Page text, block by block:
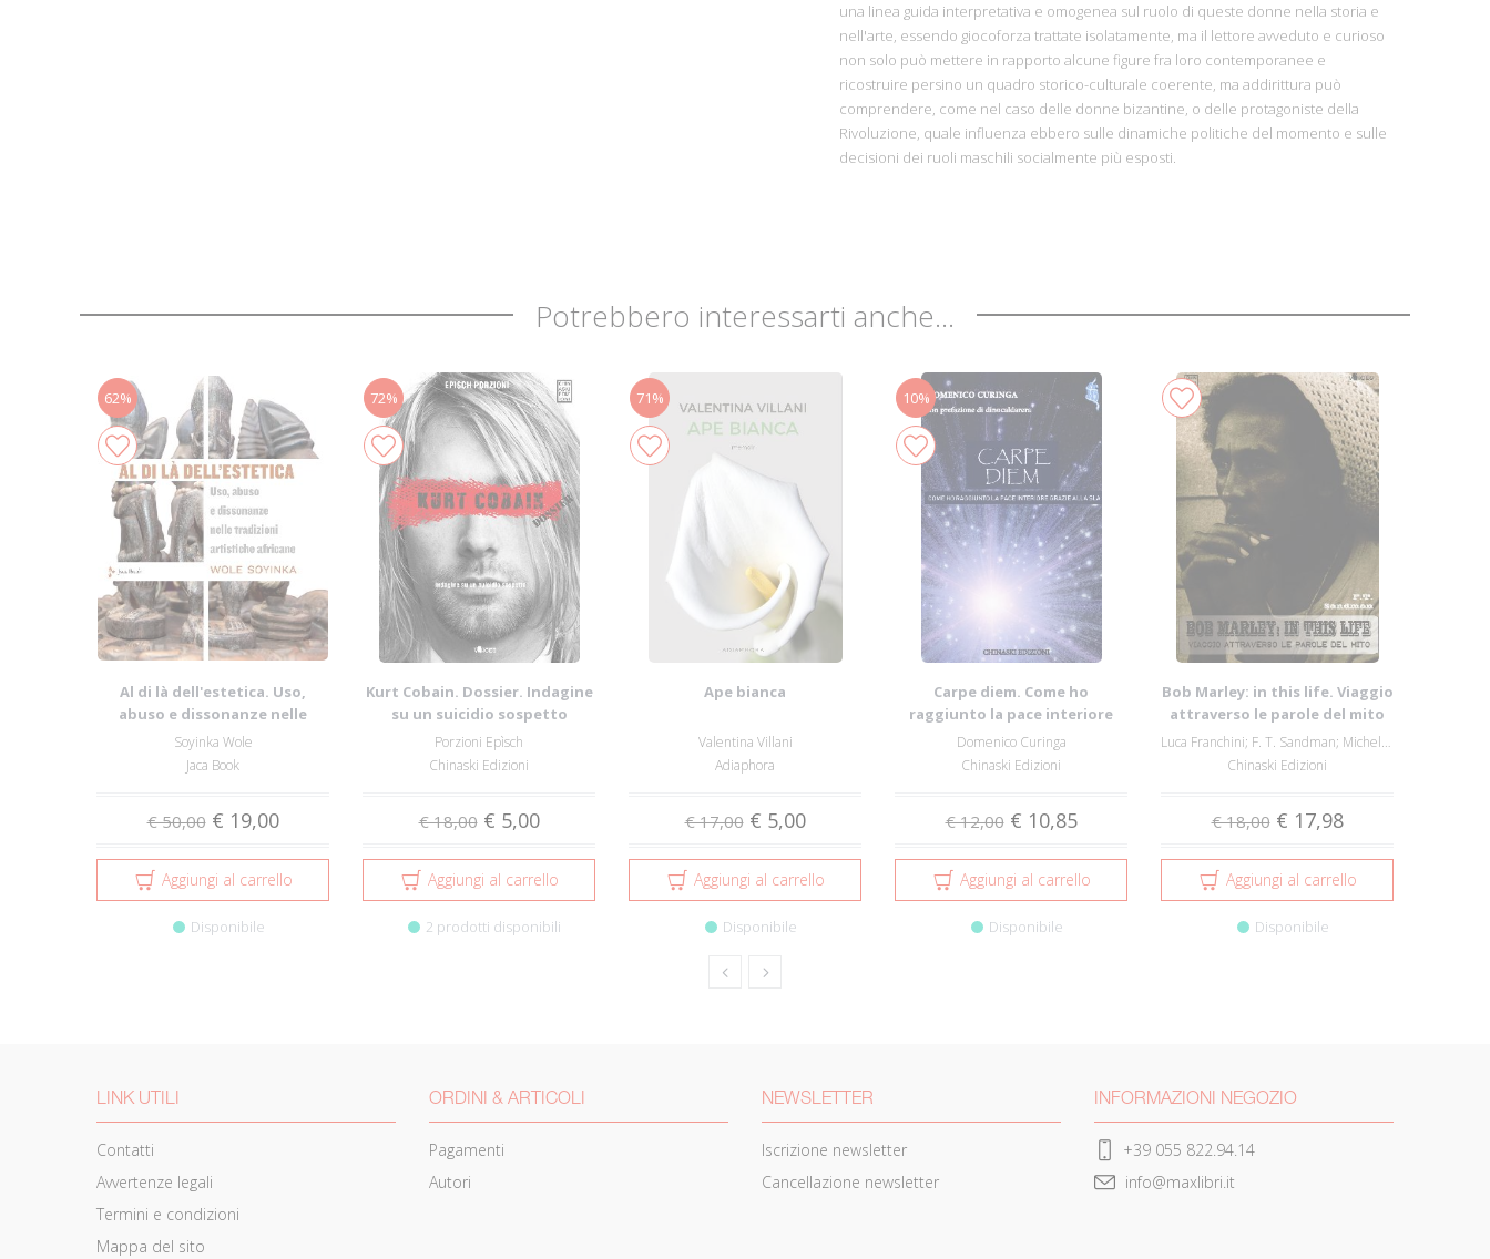
una linea guida interpretativa e omogenea sul ruolo di queste donne nella storia e
nell'arte, essendo giocoforza trattate isolatamente, ma il lettore avveduto e curioso
non solo può mettere in rapporto alcune figure fra loro contemporanee e
ricostruire persino un quadro storico-culturale coerente, ma addirittura può
comprendere, come nel caso delle donne bizantine, o delle protagoniste della
Rivoluzione, quale influenza ebbero sulle dinamiche politiche del momento e sulle
decisioni dei ruoli maschili socialmente più esposti.
Potrebbero interessarti anche...
62%
Al di là dell'estetica. Uso,
abuso e dissonanze nelle
tradizioni...
Soyinka Wole
Jaca Book
€ 50,00 € 19,00
Aggiungi al carrello
Disponibile
72%
Kurt Cobain. Dossier. Indagine
su un suicidio sospetto
Porzioni Epìsch
Chinaski Edizioni
€ 18,00 € 5,00
Aggiungi al carrello
2 prodotti disponibili
71%
Ape bianca
Valentina Villani
Adiaphora
€ 17,00 € 5,00
Aggiungi al carrello
Disponibile
10%
Carpe diem. Come ho
raggiunto la pace interiore
grazie alla SLA
Domenico Curinga
Chinaski Edizioni
€ 12,00 € 10,85
Aggiungi al carrello
Disponibile
Bob Marley: in this life. Viaggio
attraverso le parole del mito
Luca Franchini; F. T. Sandman; Michele Pos...
Chinaski Edizioni
€ 18,00 € 17,98
Aggiungi al carrello
Disponibile
LINK UTILI
Contatti
Avvertenze legali
Termini e condizioni
Mappa del sito
ORDINI & ARTICOLI
Pagamenti
Autori
NEWSLETTER
Iscrizione newsletter
Cancellazione newsletter
INFORMAZIONI NEGOZIO
+39 055 822.94.14
info@maxlibri.it